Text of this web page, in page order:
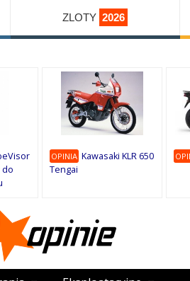
ZLOTY 2026
do
OPINIA Kawasaki KLR 650
Tengai